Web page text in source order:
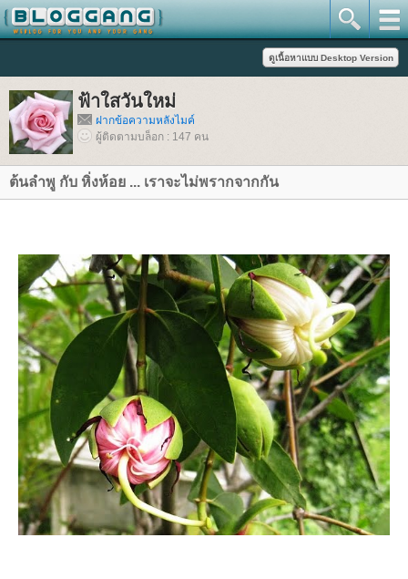
ฟ้าใสวันใหม่
ฝากข้อความหลังไมค์
ผู้ติดตามบล็อก : 147 คน
ต้นลำพู กับ หิ่งห้อย ... เราจะไม่พรากจากกัน